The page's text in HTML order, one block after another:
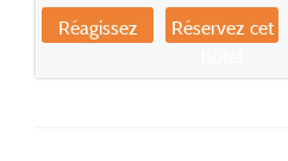
Réagissez
Réservez cet